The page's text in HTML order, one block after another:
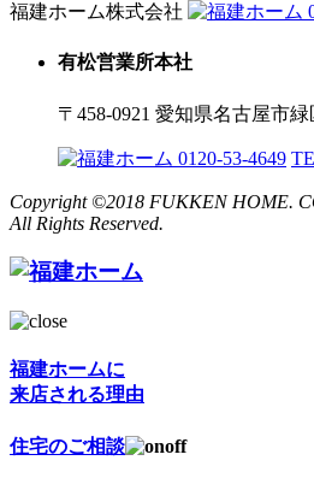
福建ホーム株式会社
有松営業所本社
〒458-0921 愛知県名古屋市
0120-53-4649
Copyright ©2018 FUKKEN HOME.
All Rights Reserved.
福建ホームに
来店される理由
住宅のご相談